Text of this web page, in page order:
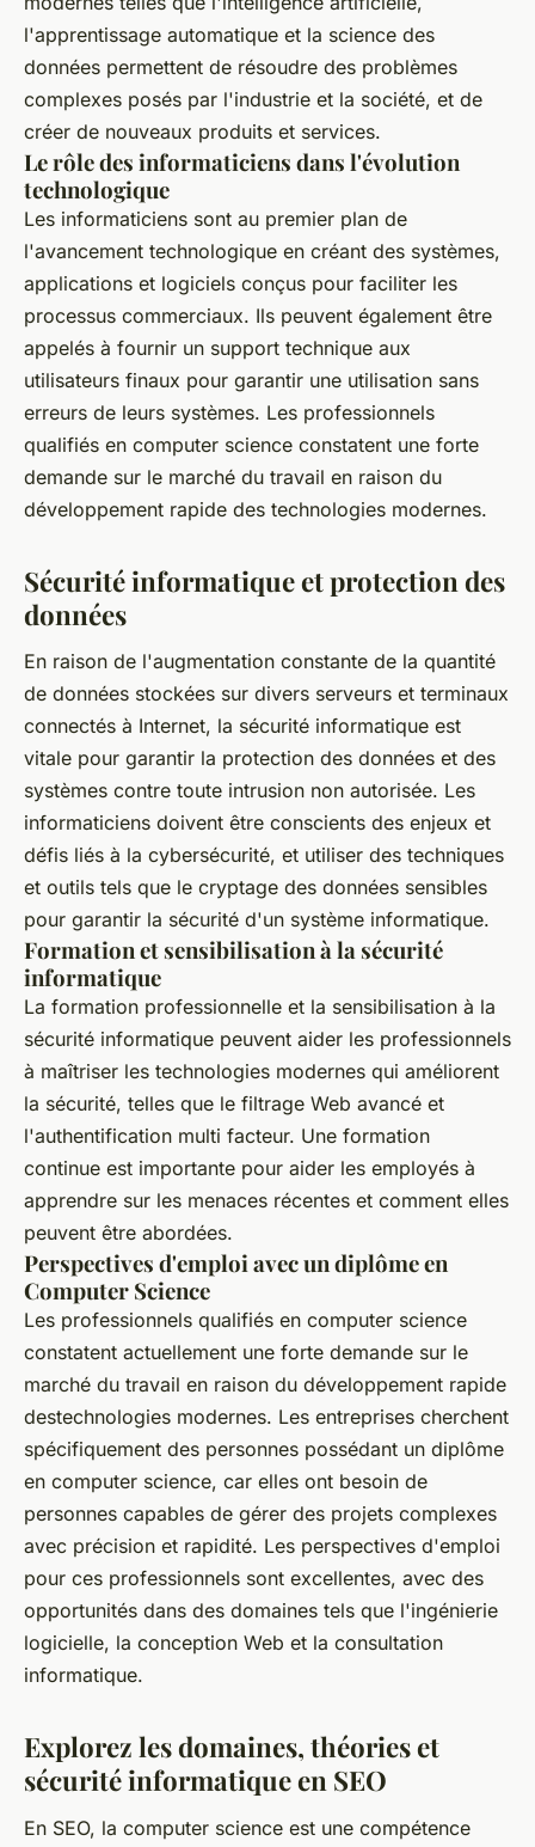
l'apprentissage automatique et la science des
données permettent de résoudre des problèmes
complexes posés par l'industrie et la société, et de
créer de nouveaux produits et services.
Le rôle des informaticiens dans l'évolution
technologique
Les informaticiens sont au premier plan de
l'avancement technologique en créant des systèmes,
applications et logiciels conçus pour faciliter les
processus commerciaux. Ils peuvent également être
appelés à fournir un support technique aux
utilisateurs finaux pour garantir une utilisation sans
erreurs de leurs systèmes. Les professionnels
qualifiés en computer science constatent une forte
demande sur le marché du travail en raison du
développement rapide des technologies modernes.
Sécurité informatique et protection des
données
En raison de l'augmentation constante de la quantité
de données stockées sur divers serveurs et terminaux
connectés à Internet, la sécurité informatique est
vitale pour garantir la protection des données et des
systèmes contre toute intrusion non autorisée. Les
informaticiens doivent être conscients des enjeux et
défis liés à la cybersécurité, et utiliser des techniques
et outils tels que le cryptage des données sensibles
pour garantir la sécurité d'un système informatique.
Formation et sensibilisation à la sécurité
informatique
La formation professionnelle et la sensibilisation à la
sécurité informatique peuvent aider les professionnels
à maîtriser les technologies modernes qui améliorent
la sécurité, telles que le filtrage Web avancé et
l'authentification multi facteur. Une formation
continue est importante pour aider les employés à
apprendre sur les menaces récentes et comment elles
peuvent être abordées.
Perspectives d'emploi avec un diplôme en
Computer Science
Les professionnels qualifiés en computer science
constatent actuellement une forte demande sur le
marché du travail en raison du développement rapide
destechnologies modernes. Les entreprises cherchent
spécifiquement des personnes possédant un diplôme
en computer science, car elles ont besoin de
personnes capables de gérer des projets complexes
avec précision et rapidité. Les perspectives d'emploi
pour ces professionnels sont excellentes, avec des
opportunités dans des domaines tels que l'ingénierie
logicielle, la conception Web et la consultation
informatique.
Explorez les domaines, théories et
sécurité informatique en SEO
En SEO, la computer science est une compétence